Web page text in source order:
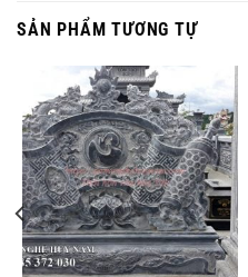
SẢN PHẨM TƯƠNG TỰ